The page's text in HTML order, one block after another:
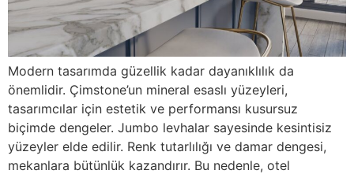
Modern tasarımda güzellik kadar dayanıklılık da
önemlidir. Çimstone’un mineral esaslı yüzeyleri,
tasarımcılar için estetik ve performansı kusursuz
biçimde dengeler. Jumbo levhalar sayesinde kesintisiz
yüzeyler elde edilir. Renk tutarlılığı ve damar dengesi,
mekanlara bütünlük kazandırır. Bu nedenle, otel